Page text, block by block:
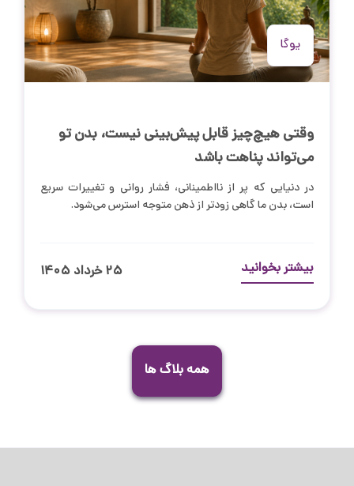
یوگا
وقتی هیچ‌چیز قابل پیش‌بینی نیست، بدن تو
می‌تواند پناهت باشد
در دنیایی که پر از نااطمینانی، فشار روانی و تغییرات سریع
است، بدن ما گاهی زودتر از ذهن متوجه استرس می‌شود.
بیشتر بخوانید ۲۵ خرداد ۱۴۰۵
همه بلاگ ها